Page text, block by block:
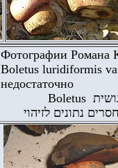
Фотографии Романа
Boletus luridiformis
недостаточно
Boletus
נתונים לזיהוי